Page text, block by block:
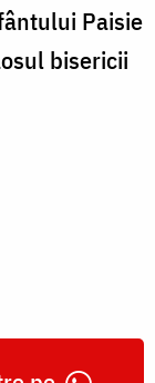
Paisie
bisericii